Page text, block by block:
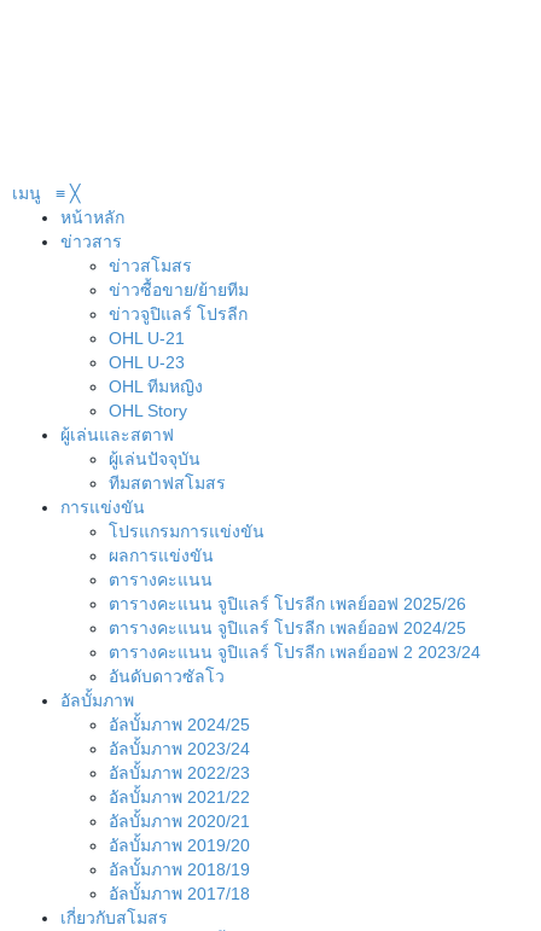
เมนู ≡ ╳
หน้าหลัก
ข่าวสาร
ข่าวสโมสร
ข่าวซื้อขาย/ย้ายทีม
ข่าวจูปิแลร์ โปรลีก
OHL U-21
OHL U-23
OHL ทีมหญิง
OHL Story
ผู้เล่นและสตาฟ
ผู้เล่นปัจจุบัน
ทีมสตาฟสโมสร
การแข่งขัน
โปรแกรมการแข่งขัน
ผลการแข่งขัน
ตารางคะแนน
ตารางคะแนน จูปิแลร์ โปรลีก เพลย์ออฟ 2025/26
ตารางคะแนน จูปิแลร์ โปรลีก เพลย์ออฟ 2024/25
ตารางคะแนน จูปิแลร์ โปรลีก เพลย์ออฟ 2 2023/24
อันดับดาวซัลโว
อัลบั้มภาพ
อัลบั้มภาพ 2024/25
อัลบั้มภาพ 2023/24
อัลบั้มภาพ 2022/23
อัลบั้มภาพ 2021/22
อัลบั้มภาพ 2020/21
อัลบั้มภาพ 2019/20
อัลบั้มภาพ 2018/19
อัลบั้มภาพ 2017/18
เกี่ยวกับสโมสร